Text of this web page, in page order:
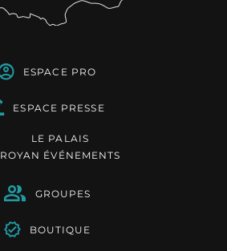
ESPACE PRO
ESPACE PRESSE
LE PALAIS
ROYAN ÉVÉNEMENTS
GROUPES
BOUTIQUE